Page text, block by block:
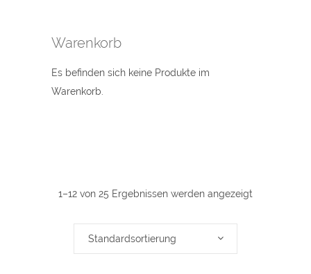
Warenkorb
Es befinden sich keine Produkte im
Warenkorb.
1–12 von 25 Ergebnissen werden angezeigt
Standardsortierung